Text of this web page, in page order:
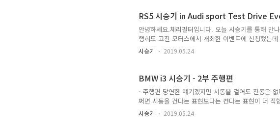
익을 내야하는 자동차 업체 입장에서는 정체성을 고
포르쉐가 또 다른 SUV인 마칸까지 출시하는 것을 보
RS5 시승기 in Audi sport Test Drive
안녕하세요.체리필터입니다. 오늘 시승기를 통해 만
행히도 고진 모터스에서 개최한 이벤트에 신청했는
는 요기에 위치해 있구요.위치가 위치인 만큼, 막히
서라도 오전 시간에 시승을 신청 했구요. 다행히 그
델이네요.앗. 그런데 자세히 보니 A가 아니라 S군요
트입니다. ^^ 뒷 모습에서도 트윈 듀얼 머플러로 존재..
시승기 2019.05.24
BMW i3 시승기 - 2부 주행편
- 주행편 당연한 얘기겠지만 시동을 걸어도 진동은
쩌면 시동을 건다는 표현보다는 켠다는 표현이 더
다. 다른 전기차들이 자동 미션을 가진 내연 기관 차
서 차를 조금이라도 움직이려면 수동 미션 차량과
시승기 2019.05.24